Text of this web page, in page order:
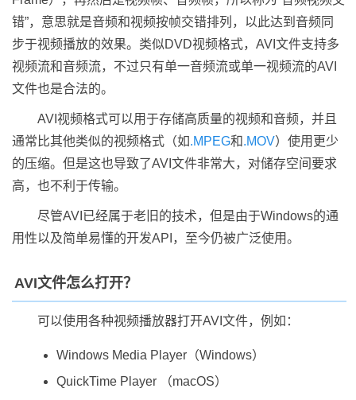
错”，意思就是音频和视频按帧交错排列，以此达到音频同
步于视频播放的效果。类似DVD视频格式，AVI文件支持多
视频流和音频流，不过只有单一音频流或单一视频流的AVI
文件也是合法的。
AVI视频格式可以用于存储高质量的视频和音频，并且
通常比其他类似的视频格式（如.MPEG和.MOV）使用更少
的压缩。但是这也导致了AVI文件非常大，对储存空间要求
高，也不利于传输。
尽管AVI已经属于老旧的技术，但是由于Windows的通
用性以及简单易懂的开发API，至今仍被广泛使用。
AVI文件怎么打开？
可以使用各种视频播放器打开AVI文件，例如：
Windows Media Player（Windows）
QuickTime Player （macOS）